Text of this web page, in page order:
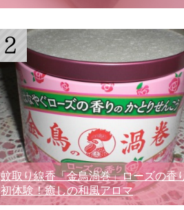
蚊取り線香「金鳥渦巻」ローズの香
初体験！癒しの和風アロマ